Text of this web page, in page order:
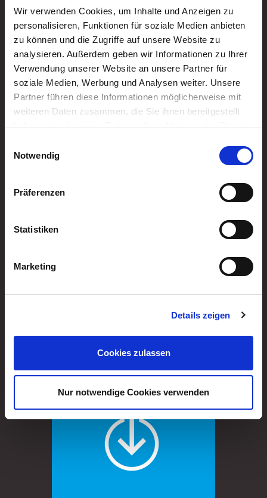
Wir verwenden Cookies, um Inhalte und Anzeigen zu
personalisieren, Funktionen für soziale Medien anbieten
zu können und die Zugriffe auf unsere Website zu
analysieren. Außerdem geben wir Informationen zu Ihrer
Verwendung unserer Website an unsere Partner für
soziale Medien, Werbung und Analysen weiter. Unsere
Partner führen diese Informationen möglicherweise mit
weiteren Daten zusammen, die Sie ihnen bereitgestellt
haben oder die sie im Rahmen Ihrer Nutzung der Dienste
Cookies, wenn Sie unsere Webseite weiterhin nutzen.
Notwendig
Präferenzen
Statistiken
Marketing
Details zeigen
Cookies zulassen
Nur notwendige Cookies verwenden
Viehanhänger
Vergleich
anhänger
Katalog
Download